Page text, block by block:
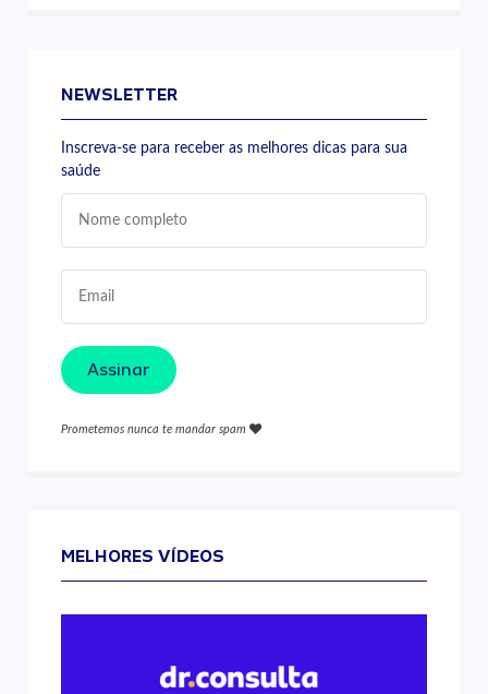
NEWSLETTER
Inscreva-se para receber as melhores dicas para sua
saúde
Assinar
Prometemos nunca te mandar spam
MELHORES VÍDEOS